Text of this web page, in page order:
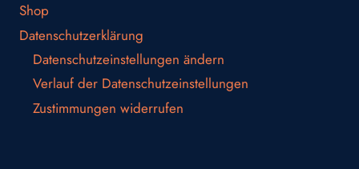
Shop
Datenschutzerklärung
Datenschutzeinstellungen ändern
Verlauf der Datenschutzeinstellungen
Zustimmungen widerrufen